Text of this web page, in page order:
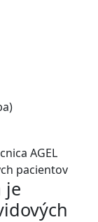
AGEL
pacientov
je